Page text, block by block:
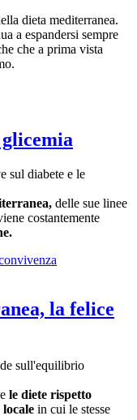
dieta mediterranea.
a espandersi sempre
che a prima vista
sul diabete e le
delle sue linee
costantemente
la felice
sull'equilibrio
le diete rispetto
in cui le stesse